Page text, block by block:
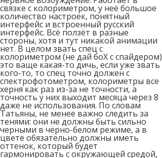
связке с колориметром, у неё большое
количество настроек, понятный
интерфейс и встроенный русский
интерфейс. Всё ползёт в разные
стороны, хотя и тут никакой анимации
нет. В целом звать спец с
колориметром (не дай боХ с спайдером)
это ваще какая-то дичь, если уже звать
кого-то, то спец точно должен с
спектрофотометром, колориметры все
херня как раз из-за не точности, а
точность у них выходит месяца через 8
даже не использования. По словам
Татьяны, не менее важно следить за
тенями: они не должны быть сильно
черными в чёрно-белом режиме, а в
цвете обязательно должны иметь
оттенок, который будет
гармонировать с окружающей средой,